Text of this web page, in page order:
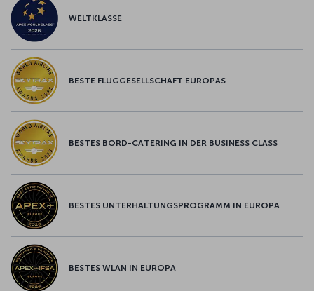
WELTKLASSE
BESTE FLUGGESELLSCHAFT EUROPAS
BESTES BORD-CATERING IN DER BUSINESS CLASS
BESTES UNTERHALTUNGSPROGRAMM IN EUROPA
BESTES WLAN IN EUROPA